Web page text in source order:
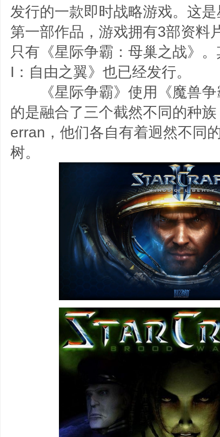
发行的一款即时战略游戏。这
第一部作品，游戏拥有3部资料
只有《星际争霸：母巢之战》
I：自由之翼》也已经发行。
《星际争霸》使用《魔兽争
的是融合了三个截然不同的种
erran，他们各自有着迥然不同
树。